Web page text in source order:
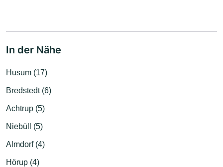
In der Nähe
Husum (17)
Bredstedt (6)
Achtrup (5)
Niebüll (5)
Almdorf (4)
Hörup (4)